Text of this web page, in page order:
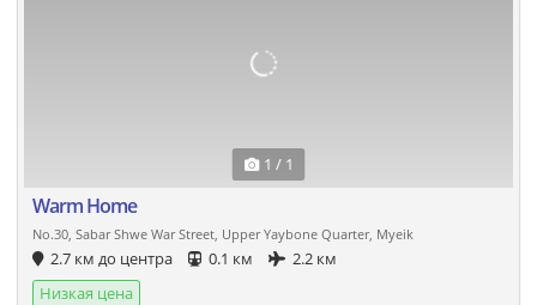
1 / 1
Warm Home
No.30, Sabar Shwe War Street, Upper Yaybone Quarter, Myeik
2.7 км до центра 0.1 км
2.2 км
Низкая цена